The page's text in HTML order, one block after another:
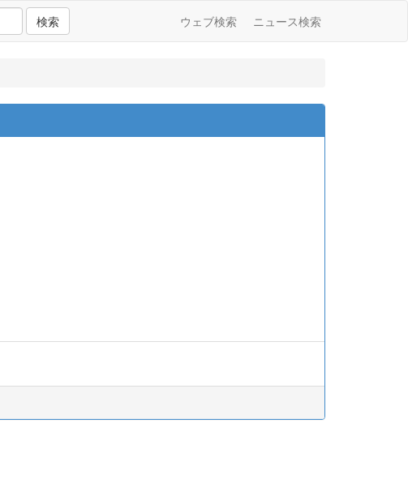
検索 ウェブ検索 ニュース検索